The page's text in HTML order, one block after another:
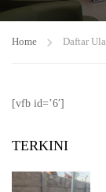
Home Daftar
[vfb id=’6′]
TERKINI